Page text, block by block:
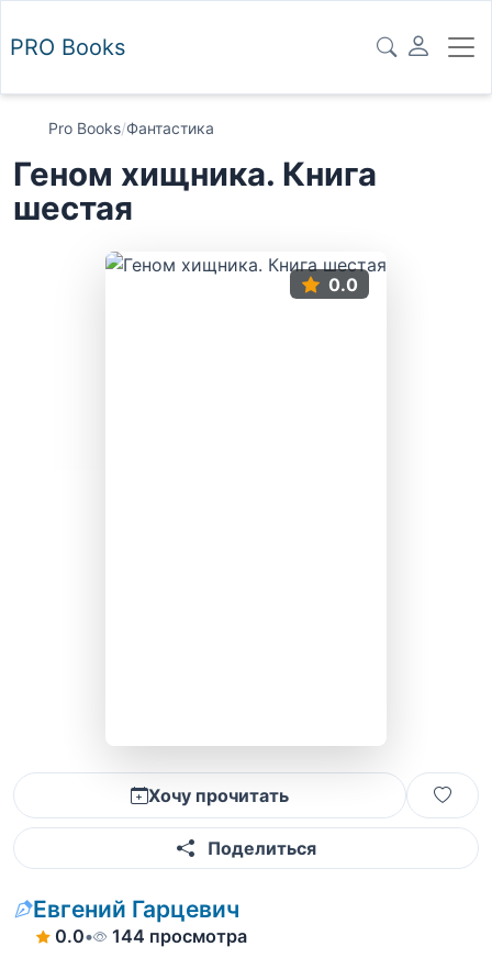
PRO Books
Pro Books/Фантастика
Геном хищника. Книга
шестая
0.0
Хочу прочитать
Поделиться
Евгений Гарцевич
0.0• 144 просмотра